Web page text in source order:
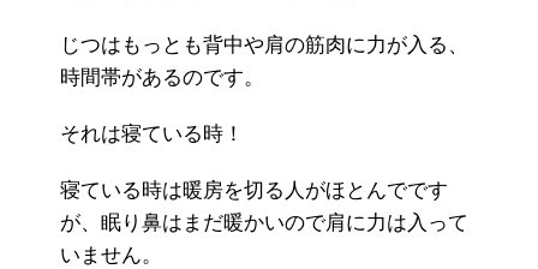
じつはもっとも背中や肩の筋肉に力が入る、
時間帯があるのです。
それは寝ている時！
寝ている時は暖房を切る人がほとんでです
が、眠り鼻はまだ暖かいので肩に力は入って
いません。